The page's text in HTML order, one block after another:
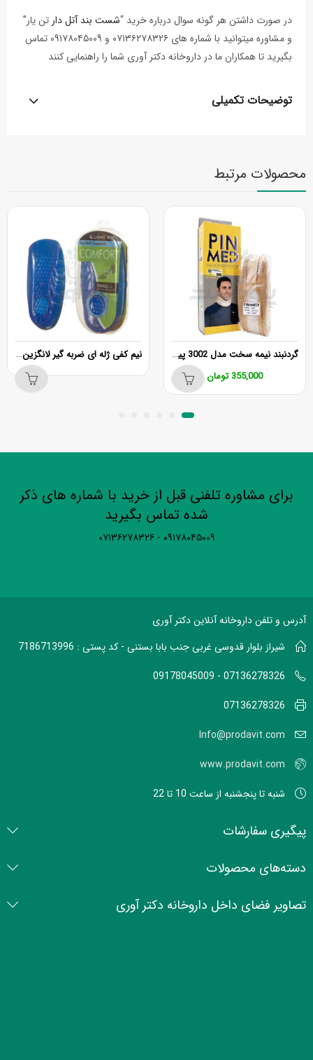
در صورت داشتن هر گونه سوال درباره خرید “شست بند آتل دار تن يار”
و مشاوره میتوانید با شماره های ۰۷۱۳۶۲۷۸۳۲۶ و ۰۹۱۷۸۰۴۵۰۰۹ تماس
بگیرید تا همکاران ما در داروخانه دکتر آوری شما را راهنمایی کنند
توضیحات تکمیلی
محصولات مرتبط
گردنبند نیمه سخت مدل 3002 پین مد
355,000 تومان
نیم کفی ژله ای ضربه گیر لانگزین مدل LONGXIN LX-0511
برای مشاوره تلفنی قبل از خرید با شماره های ذکر
شده تماس بگیرید
۰۹۱۷۸۰۴۵۰۰۹ - ۰۷۱۳۶۲۷۸۳۲۶
آدرس و تلفن داروخانه آنلاین دکتر آوری
شیراز بلوار قدوسی غربی جنب بابا بستنی - کد پستی : 7186713996
07136278326 - 09178045009
07136278326
Info@prodavit.com
www.prodavit.com
شنبه تا پنجشنبه از ساعت 10 تا 22
پیگیری سفارشات
دسته‌های محصولات
تصاویر فضای داخل داروخانه دکتر آوری